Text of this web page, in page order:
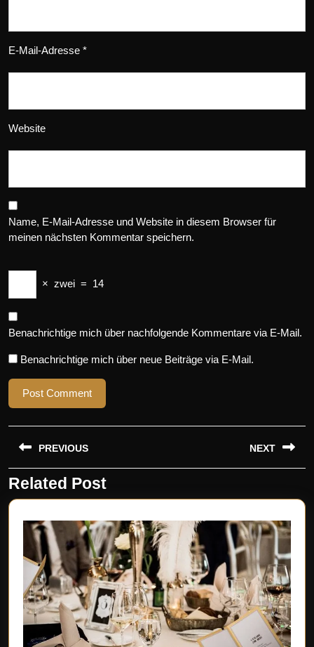
E-Mail-Adresse *
Website
Name, E-Mail-Adresse und Website in diesem Browser für
meinen nächsten Kommentar speichern.
× zwei = 14
Benachrichtige mich über nachfolgende Kommentare via E-Mail.
Benachrichtige mich über neue Beiträge via E-Mail.
Beitragsnavigation
PREVIOUS
Previous
post:
NEXT
post:
Related Post